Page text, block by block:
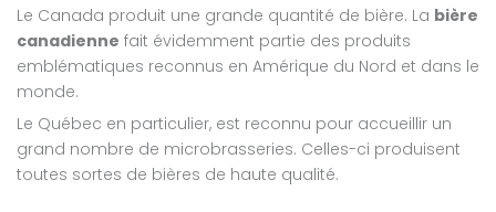
Le Canada produit une grande quantité de bière. La bière
canadienne fait évidemment partie des produits
emblématiques reconnus en Amérique du Nord et dans le
monde.
Le Québec en particulier, est reconnu pour accueillir un
grand nombre de microbrasseries. Celles-ci produisent
toutes sortes de bières de haute qualité.